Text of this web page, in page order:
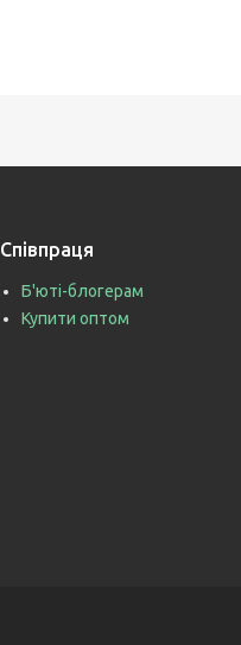
Співпраця
Б'юті-блогерам
Купити оптом